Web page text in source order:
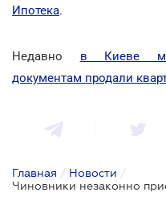
Ипотека.
Недавно в Киеве
документам продали
Главная / Новости /